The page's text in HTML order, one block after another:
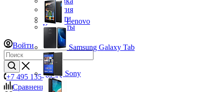
Гарантия
Новости
Контакты
Войти
+7 495 135-39-43
Сравнение
0
Lenovo
Samsung Galaxy Tab
Sony